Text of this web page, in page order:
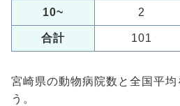
10~ 2
合計 101
宮崎県の動物病院数と全国平均
う。